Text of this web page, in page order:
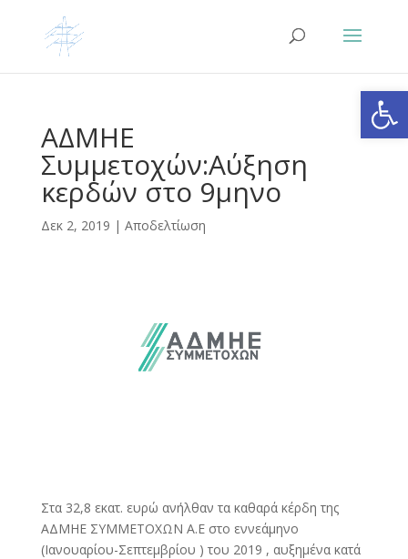
ΑΔΜΗΕ
Συμμετοχών:Αύξηση
κερδών στο 9μηνο
Δεκ 2, 2019 | Αποδελτίωση
Στα 32,8 εκατ. ευρώ ανήλθαν τα καθαρά κέρδη της
ΑΔΜΗΕ ΣΥΜΜΕΤΟΧΩΝ Α.Ε στο εννεάμηνο
(Ιανουαρίου-Σεπτεμβρίου ) του 2019 , αυξημένα κατά